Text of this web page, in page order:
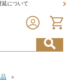
延について
>